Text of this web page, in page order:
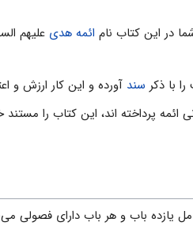
در این كتاب نام ائمه هدی علیهم
با ذكر سند آورده و اين كار ارزش و
پرداخته اند، این كتاب را مستند
يازده باب و هر باب دارای فصولى